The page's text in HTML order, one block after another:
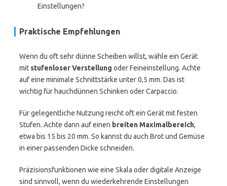
Einstellungen?
Praktische Empfehlungen
Wenn du oft sehr dünne Scheiben willst, wähle ein Gerät
mit stufenloser Verstellung oder Feineinstellung. Achte
auf eine minimale Schnittstärke unter 0,5 mm. Das ist
wichtig für hauchdünnen Schinken oder Carpaccio.
Für gelegentliche Nutzung reicht oft ein Gerät mit festen
Stufen. Achte dann auf einen breiten Maximalbereich,
etwa bis 15 bis 20 mm. So kannst du auch Brot und Gemüse
in einer passenden Dicke schneiden.
Präzisionsfunktionen wie eine Skala oder digitale Anzeige
sind sinnvoll, wenn du wiederkehrende Einstellungen